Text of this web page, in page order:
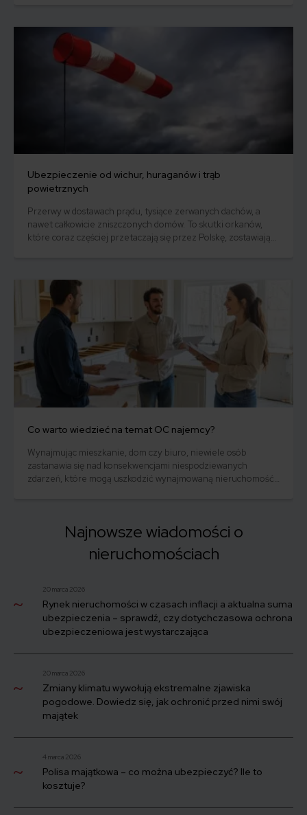
specjalistów.
Ubezpieczenie od wichur, huraganów i trąb
powietrznych
Przerwy w dostawach prądu, tysiące zerwanych dachów, a
nawet całkowicie zniszczonych domów. To skutki orkanów,
które coraz częściej przetaczają się przez Polskę, zostawiając
nieruchomości na wypadek wichur. Ile kosztuje i jak działa
ubezpieczenie na wypadek silnego wiatru, huraganu i trąby
powietrznej?
Co warto wiedzieć na temat OC najemcy?
Wynajmując mieszkanie, dom czy biuro, niewiele osób
zastanawia się nad konsekwencjami niespodziewanych
zdarzeń, które mogą uszkodzić wynajmowaną nieruchomość
najemcy może okazać się istotnym zabezpieczeniem. Jak
działa ubezpieczenie i czy warto?
Najnowsze wiadomości o
nieruchomościach
20 marca 2026
Rynek nieruchomości w czasach inflacji a aktualna suma
ubezpieczenia – sprawdź, czy dotychczasowa ochrona
ubezpieczeniowa jest wystarczająca
20 marca 2026
Zmiany klimatu wywołują ekstremalne zjawiska
pogodowe. Dowiedz się, jak ochronić przed nimi swój
majątek
4 marca 2026
Polisa majątkowa – co można ubezpieczyć? Ile to
kosztuje?